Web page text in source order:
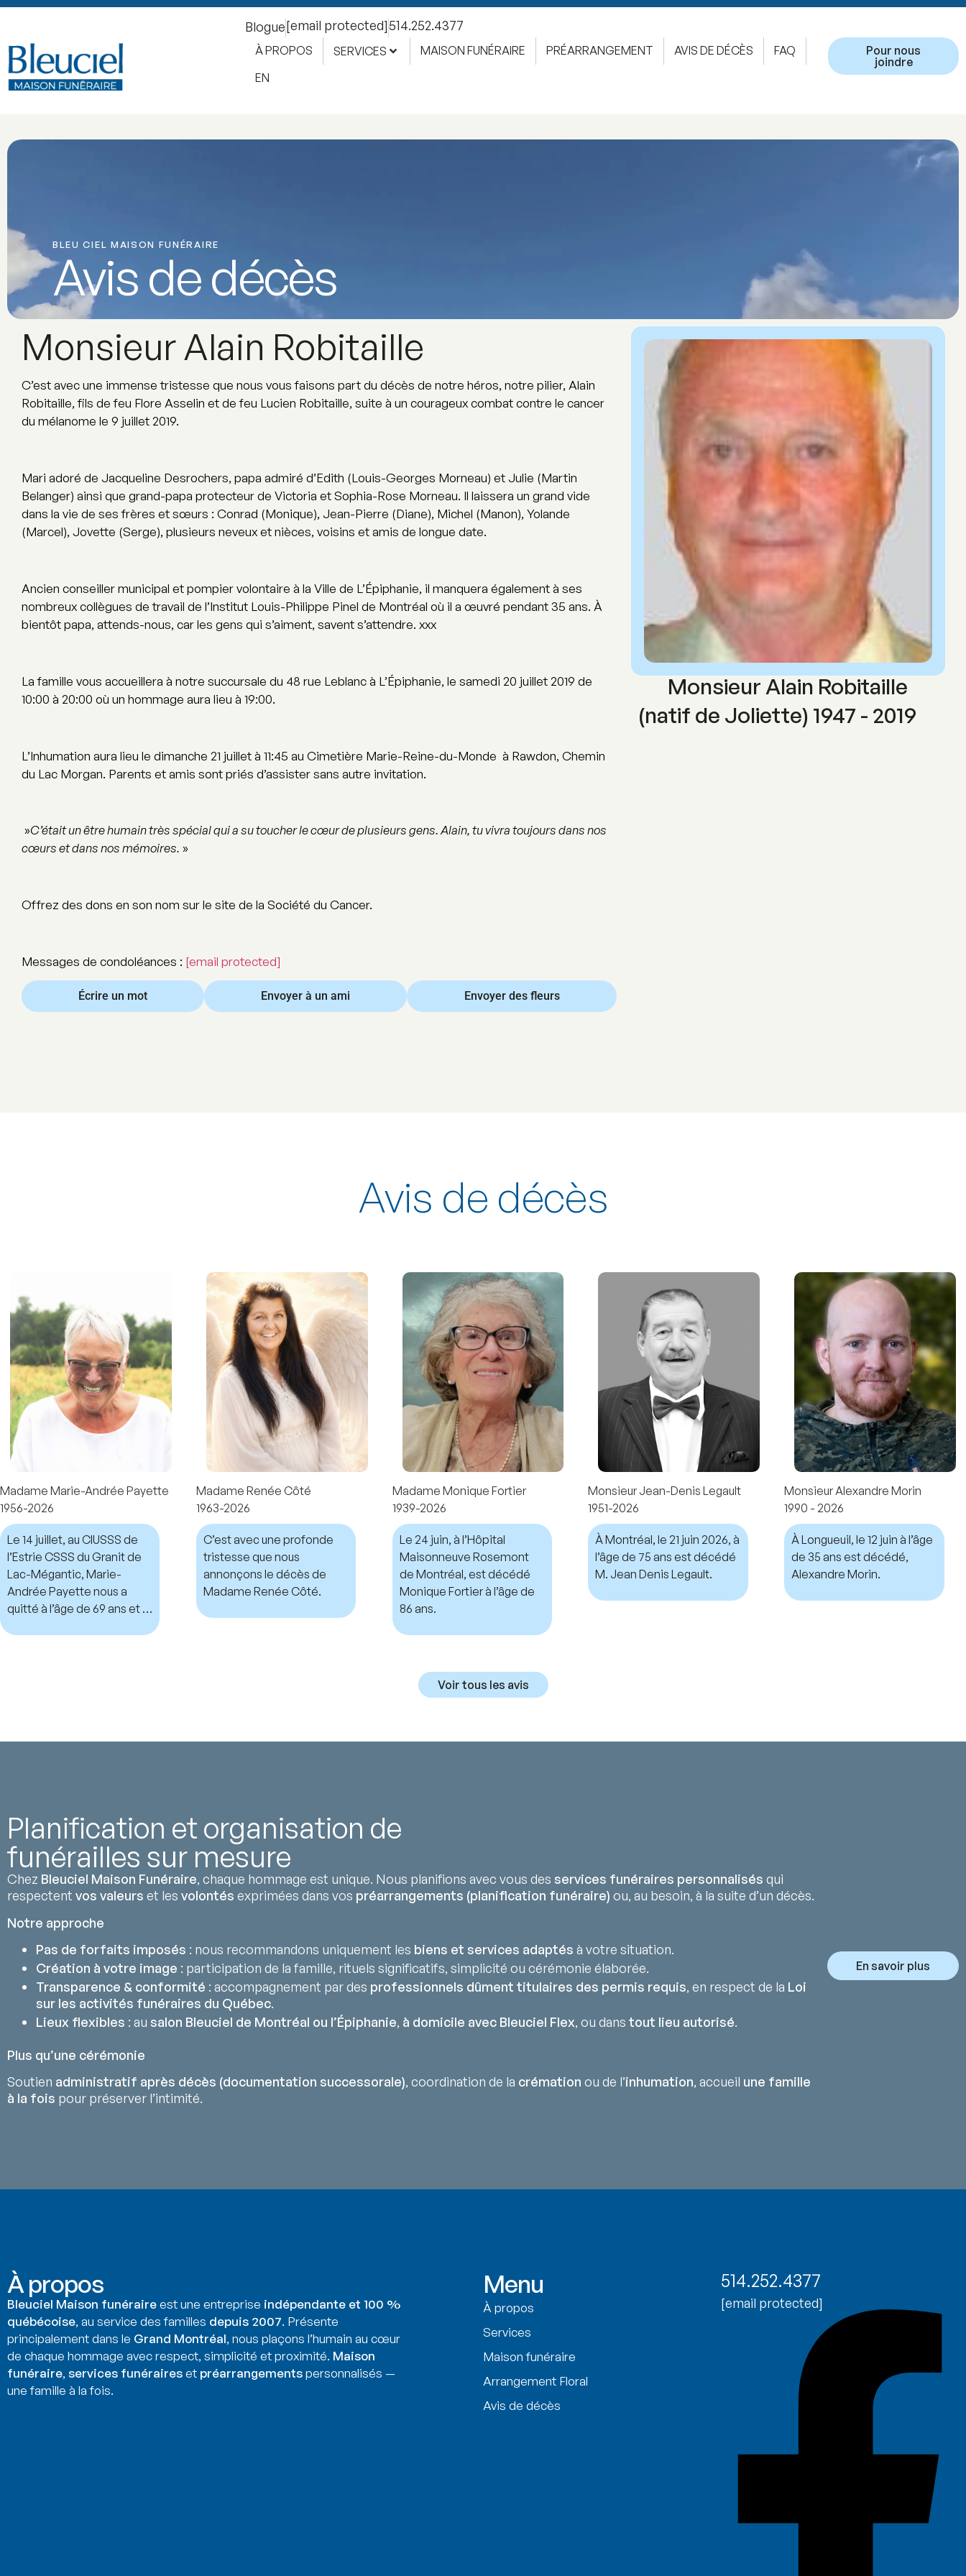
Blogue[email protected]514.252.4377
À PROPOS SERVICES MAISON FUNÉRAIRE PRÉARRANGEMENT AVIS DE DÉCÈS
FAQ
EN
Pour nous
joindre
BLEU CIEL MAISON FUNÉRAIRE
Avis de décès
Monsieur Alain Robitaille
C’est avec une immense tristesse que nous vous faisons part du décès de notre héros, notre pilier, Alain
Robitaille, fils de feu Flore Asselin et de feu Lucien Robitaille, suite à un courageux combat contre le cancer
du mélanome le 9 juillet 2019.
Mari adoré de Jacqueline Desrochers, papa admiré d’Edith (Louis-Georges Morneau) et Julie (Martin
Belanger) ainsi que grand-papa protecteur de Victoria et Sophia-Rose Morneau. Il laissera un grand vide
dans la vie de ses frères et sœurs : Conrad (Monique), Jean-Pierre (Diane), Michel (Manon), Yolande
(Marcel), Jovette (Serge), plusieurs neveux et nièces, voisins et amis de longue date.
Ancien conseiller municipal et pompier volontaire à la Ville de L’Épiphanie, il manquera également à ses
nombreux collègues de travail de l’Institut Louis-Philippe Pinel de Montréal où il a œuvré pendant 35 ans. À
bientôt papa, attends-nous, car les gens qui s’aiment, savent s’attendre. xxx
La famille vous accueillera à notre succursale du 48 rue Leblanc à L’Épiphanie, le samedi 20 juillet 2019 de
10:00 à 20:00 où un hommage aura lieu à 19:00.
L’Inhumation aura lieu le dimanche 21 juillet à 11:45 au Cimetière Marie-Reine-du-Monde à Rawdon, Chemin
du Lac Morgan. Parents et amis sont priés d’assister sans autre invitation.
»C’était un être humain très spécial qui a su toucher le cœur de plusieurs gens. Alain, tu vivra toujours dans nos
cœurs et dans nos mémoires. »
Offrez des dons en son nom sur le site de la Société du Cancer.
Messages de condoléances : [email protected]
Écrire un mot Envoyer à un ami Envoyer des fleurs
Monsieur Alain Robitaille
(natif de Joliette) 1947 - 2019
Avis de décès
Madame Marie-Andrée Payette
1956-2026
Le 14 juillet, au CIUSSS de
l’Estrie CSSS du Granit de
Lac-Mégantic, Marie-
Andrée Payette nous a
quitté à l’âge de 69 ans et 7
Madame Renée Côté
1963-2026
C’est avec une profonde
tristesse que nous
annonçons le décès de
Madame Renée Côté.
Madame Monique Fortier
1939-2026
Le 24 juin, à l’Hôpital
Maisonneuve Rosemont
de Montréal, est décédé
Monique Fortier à l’âge de
86 ans.
Monsieur Jean-Denis Legault
1951-2026
À Montréal, le 21 juin 2026, à
l’âge de 75 ans est décédé
M. Jean Denis Legault.
Monsieur Alexandre Morin
1990 - 2026
À Longueuil, le 12 juin à l’âge
de 35 ans est décédé,
Alexandre Morin.
Voir tous les avis
Planification et organisation de
funérailles sur mesure
Chez Bleuciel Maison Funéraire, chaque hommage est unique. Nous planifions avec vous des services funéraires personnalisés qui
respectent vos valeurs et les volontés exprimées dans vos préarrangements (planification funéraire) ou, au besoin, à la suite d’un décès.
Notre approche
Pas de forfaits imposés : nous recommandons uniquement les biens et services adaptés à votre situation.
Création à votre image : participation de la famille, rituels significatifs, simplicité ou cérémonie élaborée.
Transparence & conformité : accompagnement par des professionnels dûment titulaires des permis requis, en respect de la Loi
sur les activités funéraires du Québec.
Lieux flexibles : au salon Bleuciel de Montréal ou l’Épiphanie, à domicile avec Bleuciel Flex, ou dans tout lieu autorisé.
Plus qu’une cérémonie
Soutien administratif après décès (documentation successorale), coordination de la crémation ou de l’inhumation, accueil une famille
à la fois pour préserver l’intimité.
En savoir plus
À propos
Bleuciel Maison funéraireest une entreprise indépendante et 100 %
québécoise, au service des familles depuis 2007. Présente
principalement dans le Grand Montréal, nous plaçons l’humain au cœur
de chaque hommage avec respect, simplicité et proximité. Maison
funéraire, services funéraireset préarrangementspersonnalisés —
une famille à la fois.
Menu
À propos
Services
Maison funéraire
Arrangement Floral
Avis de décès
514.252.4377
[email protected]